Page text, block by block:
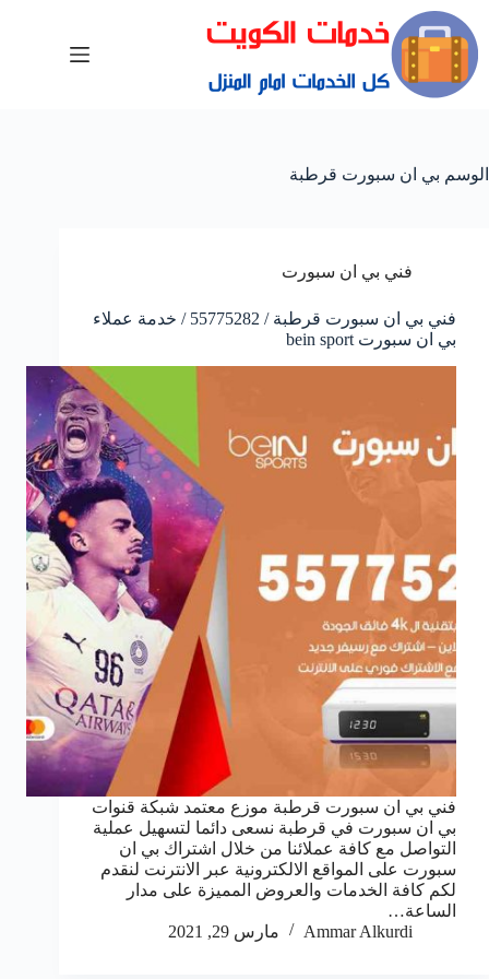
الوسم بي ان سبورت قرطبة
فني بي ان سبورت
فني بي ان سبورت قرطبة / 55775282 / خدمة عملاء
بي ان سبورت bein sport
فني بي ان سبورت قرطبة موزع معتمد شبكة قنوات
بي ان سبورت في قرطبة نسعى دائما لتسهيل عملية
التواصل مع كافة عملائنا من خلال اشتراك بي ان
سبورت على المواقع الالكترونية عبر الانترنت لنقدم
لكم كافة الخدمات والعروض المميزة على مدار
الساعة…
Ammar Alkurdi
مارس 29, 2021